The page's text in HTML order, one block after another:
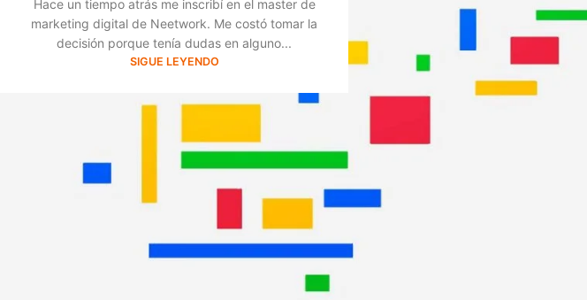
Hace un tiempo atrás me inscribí en el master de
marketing digital de Neetwork. Me costó tomar la
decisión porque tenía dudas en alguno...
SIGUE LEYENDO